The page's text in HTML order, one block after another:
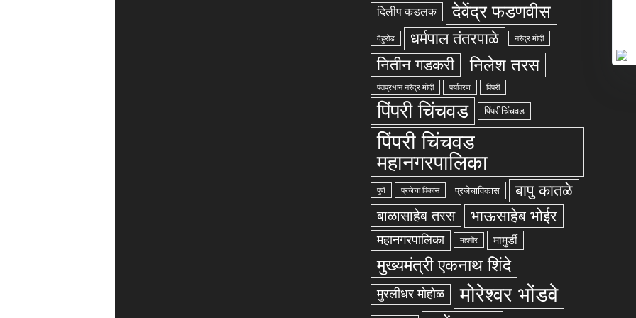
दिलीप कडलक देवेंद्र फडणवीस
देहुरोड धर्मपाल तंतरपाळे नरेंद्र मोदीं
नितीन गडकरी निलेश तरस
पंतप्रधान नरेंद्र मोदी पर्यावरण पिंपरी
पिंपरी चिंचवड पिंपरीचिंचवड
पिंपरी चिंचवड
महानगरपालिका
पुणे प्रजेचा विकास प्रजेचाविकास बापु कातळे
बाळासाहेब तरस भाऊसाहेब भोईर
महानगरपालिका महापौर मामुर्डी
मुख्यमंत्री एकनाथ शिंदे
मुरलीधर मोहोळ मोरेश्वर भोंडवे